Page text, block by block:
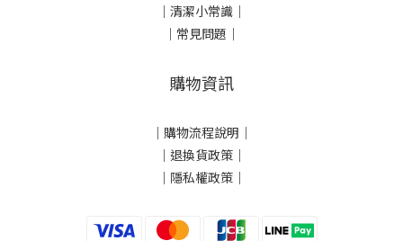
｜清潔小常識｜
｜常見問題｜
購物資訊
｜ 購物流程說明 ｜
｜ 退換貨政策 ｜
｜ 隱私權政策 ｜